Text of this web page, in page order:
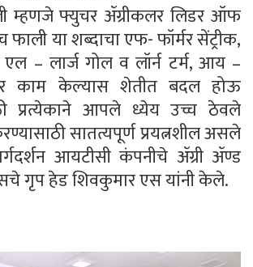
म्हणजे फ्युचर ॲग्रीकलर लिडर ऑफ
फाली या शब्दाचा एफ- फॉर्मर सेंट्रीक,
एल – लार्ज गोल व लॉर्न टर्म, आय –
काम केल्यास शेतीत बदल होऊ
प्रत्येकाने आपले ध्येय उच्च ठेवले
सातत्यपूर्ण प्रयत्नशील असले
आयटीसी कंपनीचे ॲग्री ॲण्ड
गृप हेड शिवकुमार एस यांनी केले.